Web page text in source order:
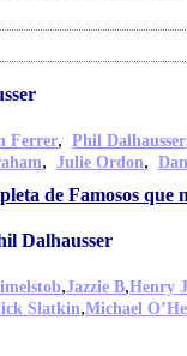
Ferrer, Phil Dalhausser
, Julie Ordon,
de Famosos que
Dalhausser
,Jazzie B,Henry
Slatkin,Michael